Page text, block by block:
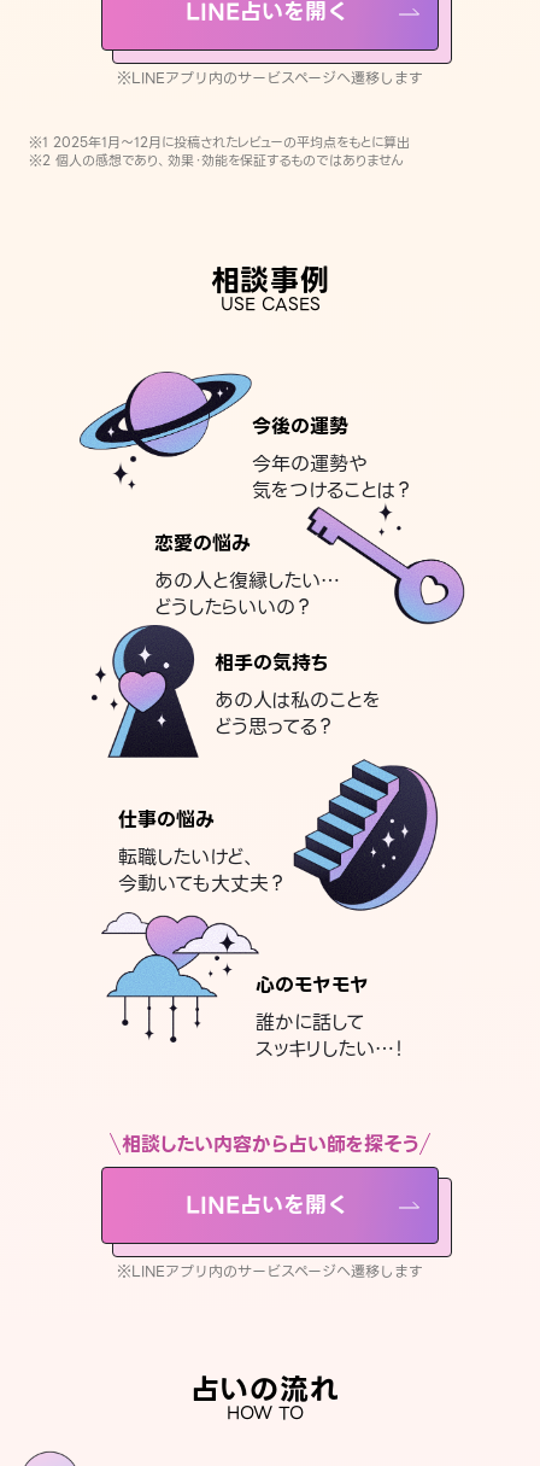
LINE占いを開く
※LINEアプリ内のサービスページへ遷移します
※1 2025年1月〜12月に投稿されたレビューの平均点をもとに算出
※2 個人の感想であり、効果・効能を保証するものではありません
相談事例
USE CASES
今後の運勢
今年の運勢や
気をつけることは？
恋愛の悩み
あの人と復縁したい…
どうしたらいいの？
相手の気持ち
あの人は私のことを
どう思ってる？
仕事の悩み
転職したいけど、
今動いても大丈夫？
心のモヤモヤ
誰かに話して
スッキリしたい…！
相談したい内容から占い師を探そう
LINE占いを開く
※LINEアプリ内のサービスページへ遷移します
占いの流れ
HOW TO